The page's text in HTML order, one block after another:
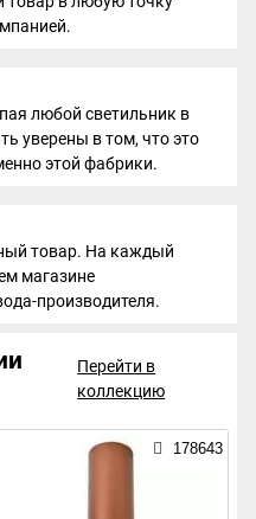
любой светильник в
уверены в том, что это
этой фабрики.
товар. На каждый
магазине
производителя.
Перейти в
коллекцию
178643